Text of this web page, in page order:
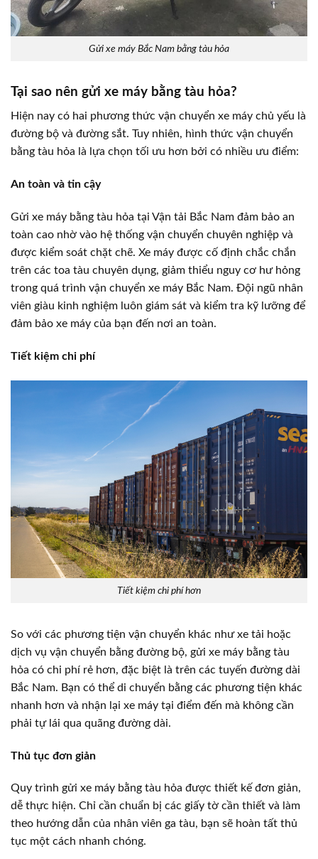
Gửi xe máy Bắc Nam bằng tàu hỏa
Tại sao nên gửi xe máy bằng tàu hỏa?
Hiện nay có hai phương thức vận chuyển xe máy chủ yếu là
đường bộ và đường sắt. Tuy nhiên, hình thức vận chuyển
bằng tàu hỏa là lựa chọn tối ưu hơn bởi có nhiều ưu điểm:
An toàn và tin cậy
Gửi xe máy bằng tàu hỏa tại Vận tải Bắc Nam đảm bảo an
toàn cao nhờ vào hệ thống vận chuyển chuyên nghiệp và
được kiểm soát chặt chẽ. Xe máy được cố định chắc chắn
trên các toa tàu chuyên dụng, giảm thiểu nguy cơ hư hỏng
trong quá trình vận chuyển xe máy Bắc Nam. Đội ngũ nhân
viên giàu kinh nghiệm luôn giám sát và kiểm tra kỹ lưỡng để
đảm bảo xe máy của bạn đến nơi an toàn.
Tiết kiệm chi phí
Tiết kiệm chi phí hơn
So với các phương tiện vận chuyển khác như xe tải hoặc
dịch vụ vận chuyển bằng đường bộ, gửi xe máy bằng tàu
hỏa có chi phí rẻ hơn, đặc biệt là trên các tuyến đường dài
Bắc Nam. Bạn có thể di chuyển bằng các phương tiện khác
nhanh hơn và nhận lại xe máy tại điểm đến mà không cần
phải tự lái qua quãng đường dài.
Thủ tục đơn giản
Quy trình gửi xe máy bằng tàu hỏa được thiết kế đơn giản,
dễ thực hiện. Chỉ cần chuẩn bị các giấy tờ cần thiết và làm
theo hướng dẫn của nhân viên ga tàu, bạn sẽ hoàn tất thủ
tục một cách nhanh chóng.